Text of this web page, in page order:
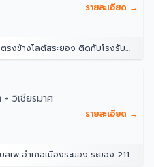
รายละเอียด →
รับจำนำธนอาทร ตำบล ท่าประดู่ อำเภอเมืองระยอง ระยอง 21000
วิเชียรมาศ
รายละเอียด →
พ อำเภอเมืองระยอง ระยอง 21160